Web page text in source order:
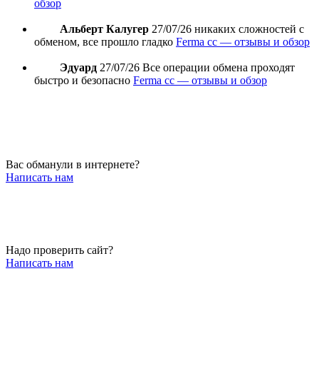
обзор
Альберт Калугер 27/07/26 никаких сложностей с
обменом, все прошло гладко Ferma cc — отзывы и обзор
Эдуард 27/07/26 Все операции обмена проходят
быстро и безопасно Ferma cc — отзывы и обзор
Вас обманули в интернете?
Написать нам
Надо проверить сайт?
Написать нам